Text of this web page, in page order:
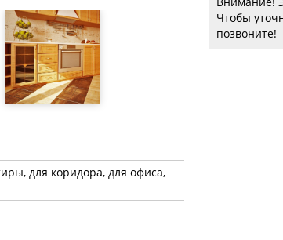
для коридора, для офиса,
Чтобы
позвоните!